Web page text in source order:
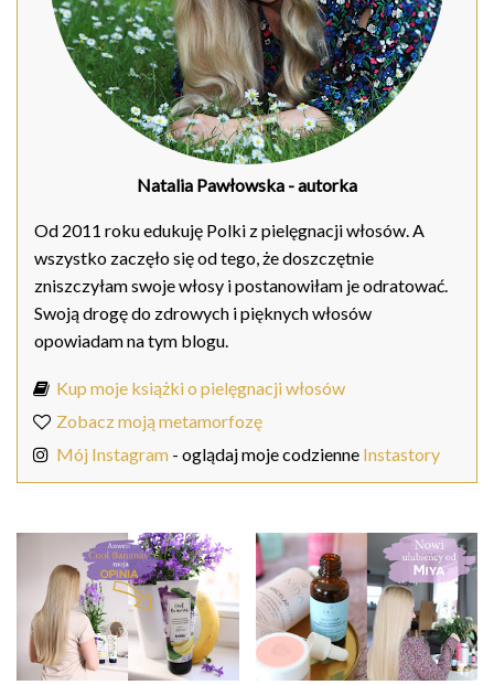
Natalia Pawłowska - autorka
Od 2011 roku edukuję Polki z pielęgnacji włosów. A
wszystko zaczęło się od tego, że doszczętnie
zniszczyłam swoje włosy i postanowiłam je odratować.
Swoją drogę do zdrowych i pięknych włosów
opowiadam na tym blogu.
Kup moje książki o pielęgnacji włosów
Zobacz moją metamorfozę
Mój Instagram - oglądaj moje codzienne Instastory